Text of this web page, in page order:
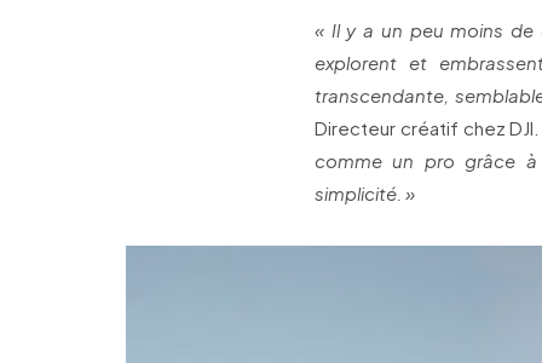
« Il y a un peu moins de
explorent et
transcendante,
Directeur créatif chez
comme un pro grâce
simplicité. »